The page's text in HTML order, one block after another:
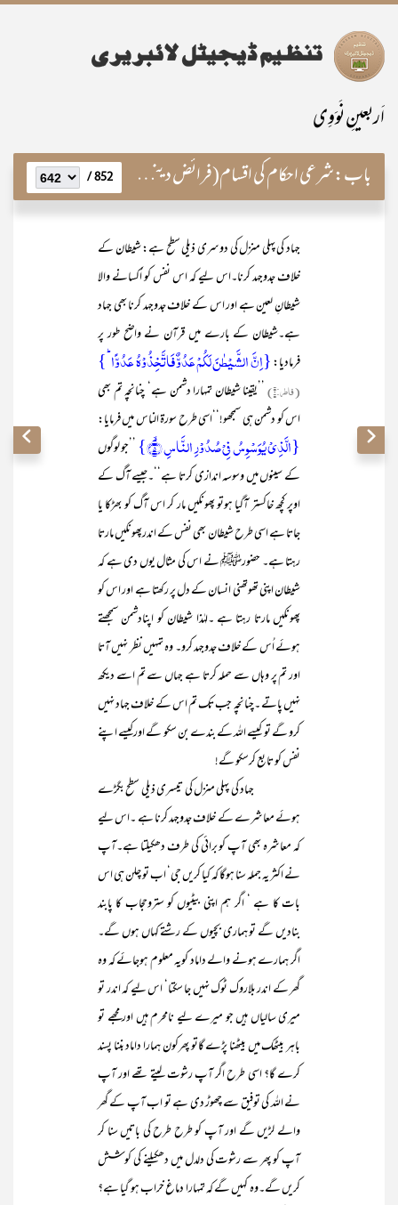
اَربعینِ نَوَوِی
باب:شرعی احکام کی اقسام(فرائض دینی کا جامع تصور) 852 /
جہاد کی پہلی منزل کی دوسری ذیلی سطح ہے: شیطان کے
خلاف جدوجہد کرنا۔اس لیے کہ اس نفس کو اُکسانے والا
شیطانِ لعین ہے اور اس کے خلاف جدوجہد کرنا بھی جہاد
ہے۔شیطان کے بارے میں قرآن نے واضح طور پر
فرمادیا:{اِنَّ الشَّیۡطٰنَ لَکُمۡ عَدُوٌّ فَاتَّخِذُوۡہُ عَدُوًّا ؕ}
(فاطر:۶)
’’یقینا شیطان تمہارا دشمن ہے‘ چنانچہ تم بھی
اس کو دشمن ہی سمجھو!‘‘اسی طرح سورۃ الناس میں فرمایا:
{الَّذِیۡ یُوَسۡوِسُ فِیۡ صُدُوۡرِ النَّاسِ ۙ﴿۵﴾}
’’جو لوگوں
کے سینوں میں وسوسہ اندازی کرتا ہے‘‘۔جیسے آگ کے
اوپر کچھ خاکستر آگیا ہوتو پھونکیں مار کر اس آگ کو بھڑکا یا
جاتا ہے اسی طرح شیطان بھی نفس کے اندرپھونکیں مارتا
رہتا ہے۔ حضورﷺ نے اس کی مثال یوں دی ہے کہ
شیطان اپنی تھوتھنی انسان کے دل پر رکھتا ہے اور اس کو
پھونکیں مارتا رہتا ہے ۔لہٰذا شیطان کو اپنادشمن سمجھتے
ہوئے اُس کے خلاف جدوجہد کرو۔ وہ تمہیں نظر نہیں آتا
اور تم پر وہاں سے حملہ کرتا ہے جہاں سے تم اسے دیکھ
نہیں پاتے ۔چنانچہ جب تک تم اس کے خلاف جہاد نہیں
کرو گے تو کیسے اللہ کے بندے بن سکو گے اورکیسے اپنے
نفس کو تابع کرسکو گے!
جہاد کی پہلی منزل کی تیسری ذیلی سطح بگڑے
ہوئے معاشرے کے خلاف جدوجہد کرنا ہے ۔اس لیے
کہ معاشرہ بھی آپ کو برائی کی طرف دھکیلتا ہے۔آپ
نے اکثر یہ جملہ سنا ہوگا کہ کیا کریں جی‘ اب تو چلن ہی اس
بات کا ہے ‘ اگر ہم اپنی بیٹیوں کو ستروحجاب کا پابند
بنادیں گے تو ہماری بچیوں کے رشتے کہاں ہوں گے۔
اگر ہمارے ہونے والے داماد کویہ معلوم ہوجائے کہ وہ
گھر کے اندر بلاروک ٹوک نہیں جا سکتا‘ اس لیے کہ اندر تو
میری سالیاں ہیں جو میرے لیے نامحرم ہیں اور مجھے تو
باہر بیٹھک میں بیٹھنا پڑے گاتو پھرکون ہمارا داماد بننا پسند
کرے گا؟ اسی طرح اگر آپ رشوت لیتے تھے اور آپ
نے اللہ کی توفیق سے چھوڑ دی ہے تو اب آپ کے گھر
والے لڑیں گے اور آپ کو طرح طرح کی باتیں سنا کر
آپ کو پھر سے رشوت کی دلدل میں دھکیلنے کی کوشش
کریں گے۔وہ کہیں گے کہ تمہارا دماغ خراب ہو گیا ہے؟